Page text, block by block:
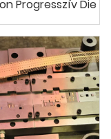
Progresszív Die